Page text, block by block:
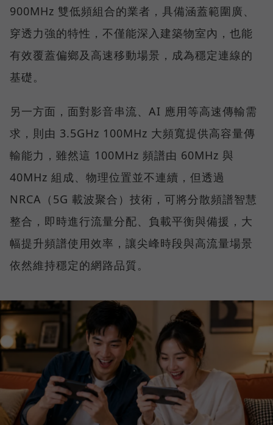
900MHz 雙低頻組合的業者，具備涵蓋範圍廣、
穿透力強的特性，不僅能深入建築物室內，也能
有效覆蓋偏鄉及高速移動場景，成為穩定連線的
基礎。
另一方面，面對影音串流、AI 應用等高速傳輸需
求，則由 3.5GHz 100MHz 大頻寬提供高容量傳
輸能力，雖然這 100MHz 頻譜由 60MHz 與
40MHz 組成、物理位置並不連續，但透過
NRCA（5G 載波聚合）技術，可將分散頻譜智慧
整合，即時進行流量分配、負載平衡與備援，大
幅提升頻譜使用效率，讓尖峰時段與高流量場景
依然維持穩定的網路品質。